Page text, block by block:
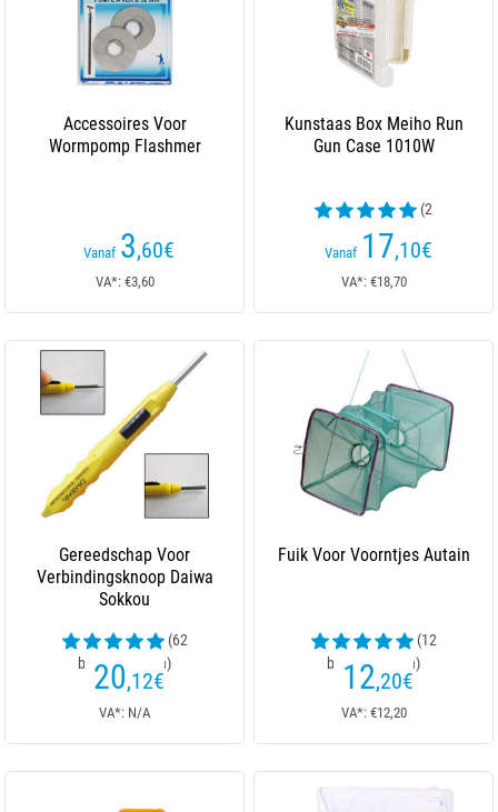
Accessoires Voor
Wormpomp Flashmer
Vanaf 3,60€
VA*: €3,60
Kunstaas Box Meiho Run
Gun Case 1010W
(2
beoordelingen)
Vanaf 17,10€
VA*: €18,70
Gereedschap Voor
Verbindingsknoop Daiwa
Sokkou
(62
beoordelingen)
20,12€
VA*: N/A
Fuik Voor Voorntjes Autain
(12
beoordelingen)
12,20€
VA*: €12,20